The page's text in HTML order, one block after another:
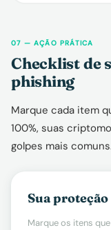
07 — AÇÃO PRÁTICA
Checklist de
phishing
Marque cada item
100%, suas
golpes mais
Sua
Marque os itens